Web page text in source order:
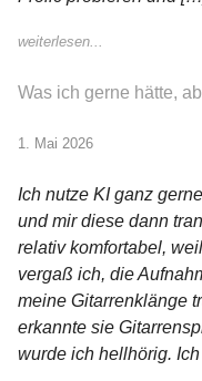
weiterlesen...
Was ich gerne hätte,
1. Mai 2026
Ich nutze KI ganz
und mir diese dann
relativ komfortabel,
vergaß ich, die
meine Gitarrenklänge
erkannte sie
wurde ich hellhörig.